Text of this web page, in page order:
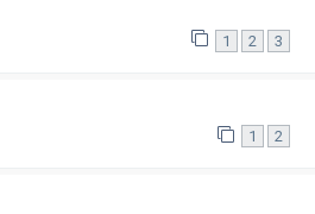
1 2 3
1 2